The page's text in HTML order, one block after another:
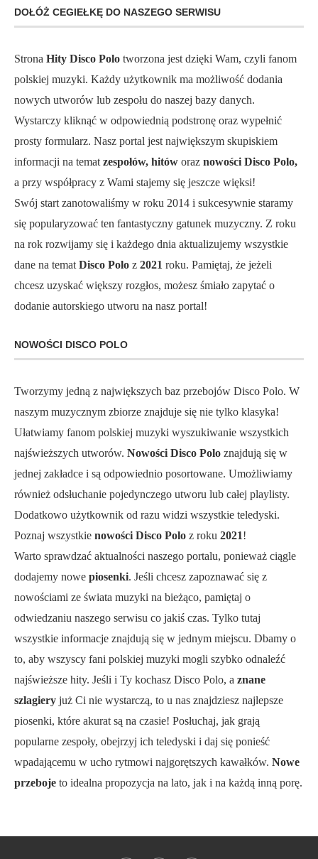
DOŁÓŻ CEGIEŁKĘ DO NASZEGO SERWISU
Strona Hity Disco Polo tworzona jest dzięki Wam, czyli fanom
polskiej muzyki. Każdy użytkownik ma możliwość dodania
nowych utworów lub zespołu do naszej bazy danych.
Wystarczy kliknąć w odpowiednią podstronę oraz wypełnić
prosty formularz. Nasz portal jest największym skupiskiem
informacji na tematzespołów, hitów oraz nowości Disco Polo,
a przy współpracy z Wami stajemy się jeszcze więksi!
Swój start zanotowaliśmy w roku 2014 i sukcesywnie staramy
się popularyzować ten fantastyczny gatunek muzyczny. Z roku
na rok rozwijamy się i każdego dnia aktualizujemy wszystkie
dane na tematDisco Polo z 2021 roku. Pamiętaj, że jeżeli
chcesz uzyskać większy rozgłos, możesz śmiało zapytać o
dodanie autorskiego utworu na nasz portal!
NOWOŚCI DISCO POLO
Tworzymy jedną z największych baz przebojów Disco Polo. W
naszym muzycznym zbiorze znajduje się nie tylko klasyka!
Ułatwiamy fanom polskiej muzyki wyszukiwanie wszystkich
najświeższych utworów. Nowości Disco Polo znajdują się w
jednej zakładce i są odpowiednio posortowane. Umożliwiamy
również odsłuchanie pojedynczego utworu lub całej playlisty.
Dodatkowo użytkownik od razu widzi wszystkie teledyski.
Poznaj wszystkie nowości Disco Polo z roku 2021!
Warto sprawdzać aktualności naszego portalu, ponieważ ciągle
dodajemy nowe piosenki. Jeśli chcesz zapoznawać się z
nowościami ze świata muzyki na bieżąco, pamiętaj o
odwiedzaniu naszego serwisu co jakiś czas. Tylko tutaj
wszystkie informacje znajdują się w jednym miejscu. Dbamy o
to, aby wszyscy fani polskiej muzyki mogli szybko odnaleźć
najświeższe hity. Jeśli i Ty kochasz Disco Polo, a znane
szlagiery już Ci nie wystarczą, to u nas znajdziesz najlepsze
piosenki, które akurat są na czasie! Posłuchaj, jak grają
popularne zespoły, obejrzyj ich teledyski i daj się ponieść
wpadającemu w ucho rytmowi najgorętszych kawałków. Nowe
przeboje to idealna propozycja na lato, jak i na każdą inną porę.